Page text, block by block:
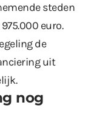
steden
euro.
de
uit
nog